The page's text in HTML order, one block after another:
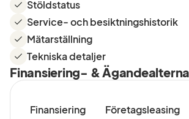
Stöldstatus
Service- och besiktningshistorik
Mätarställning
Tekniska detaljer
Finansiering- &
Finansiering Företagsleasing